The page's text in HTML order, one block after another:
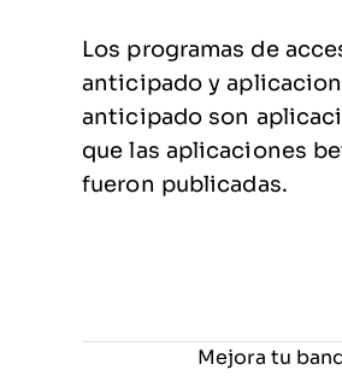
Los programas de
anticipado y
anticipado son
que las aplicaciones
fueron publicadas.
Mejora tu